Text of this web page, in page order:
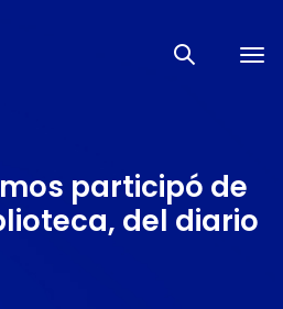
participó de
del diario